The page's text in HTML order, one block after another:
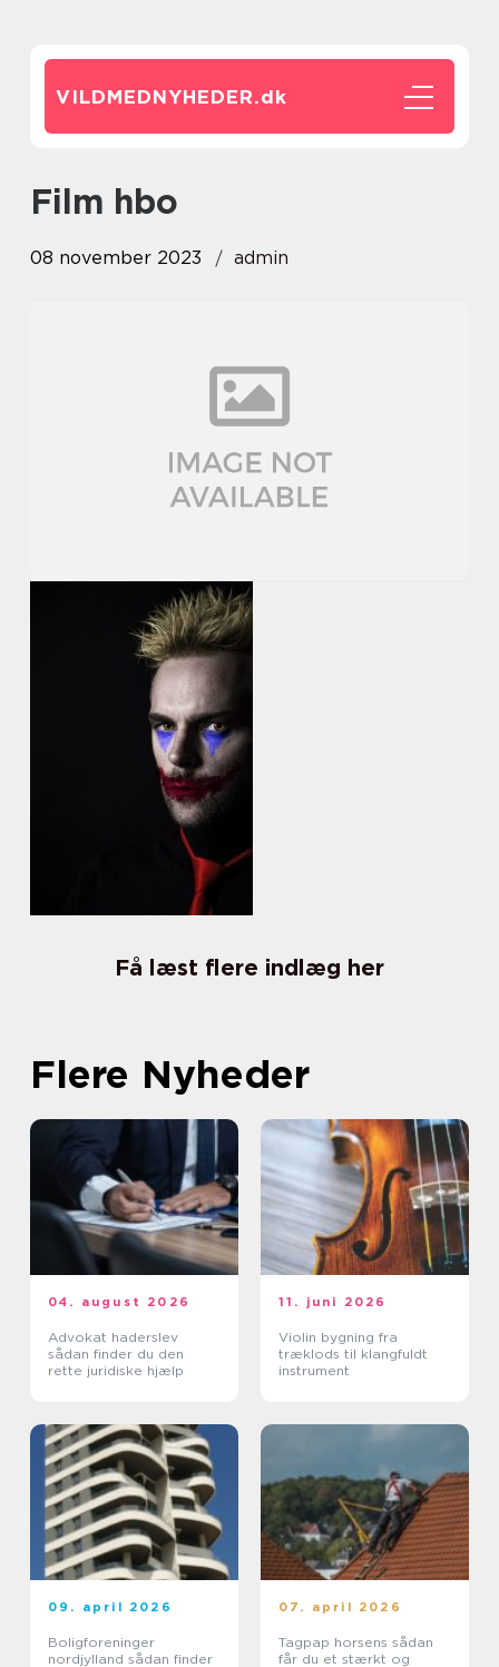
VILDMEDNYHEDER.dk
film hbo
08 november 2023 admin
Få læst flere indlæg her
Flere Nyheder
04. august 2026
Advokat haderslev
sådan finder du den
rette juridiske hjælp
11. juni 2026
Violin bygning fra
træklods til klangfuldt
instrument
09. april 2026
Boligforeninger
nordjylland sådan finder
07. april 2026
Tagpap horsens sådan
får du et stærkt og